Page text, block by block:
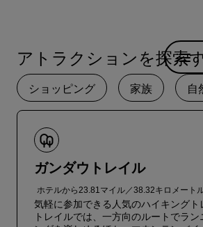
アトラクションを探索
ショッピング 家族 自
ガンダウトレイル
ホテルから23.81マイル／38.32キロメート
気軽に参加できる人気のハイキングト
トレイルでは、一方向のルートでラ